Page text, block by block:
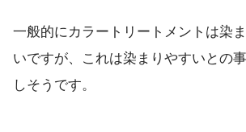
一般的にカラートリートメントは染
いですが、これは染まりやすいとの
しそうです。